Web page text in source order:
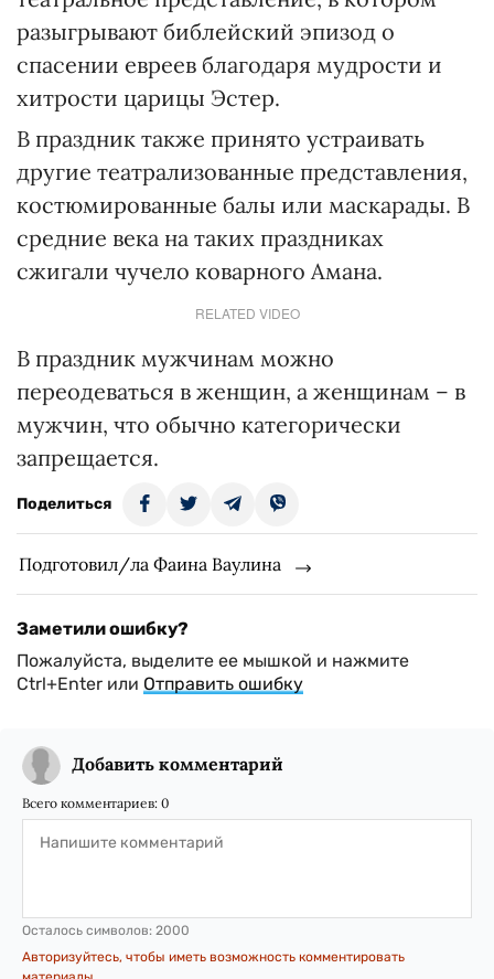
разыгрывают библейский эпизод о
спасении евреев благодаря мудрости и
хитрости царицы Эстер.
В праздник также принято устраивать
другие театрализованные представления,
костюмированные балы или маскарады. В
средние века на таких праздниках
сжигали чучело коварного Амана.
RELATED VIDEO
В праздник мужчинам можно
переодеваться в женщин, а женщинам – в
мужчин, что обычно категорически
запрещается.
Поделиться
Подготовил/ла Фаина Ваулина
Заметили ошибку?
Пожалуйста, выделите ее мышкой и нажмите
Ctrl+Enter или Отправить ошибку
Добавить комментарий
Всего комментариев: 0
Осталось символов: 2000
Авторизуйтесь, чтобы иметь возможность комментировать